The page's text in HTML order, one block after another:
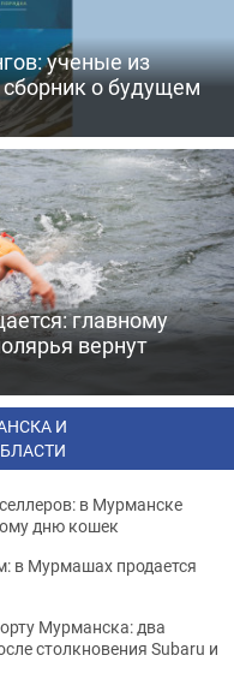
ученые из
о будущем
главному
вернут
И
в Мурманске
дню кошек
в Мурмашах продается
Мурманска: два
столкновения Subaru и